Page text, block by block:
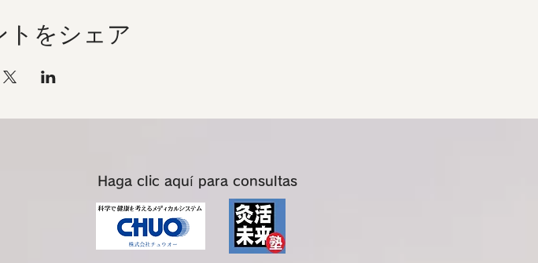
トをシェア
Haga clic aquí para consultas